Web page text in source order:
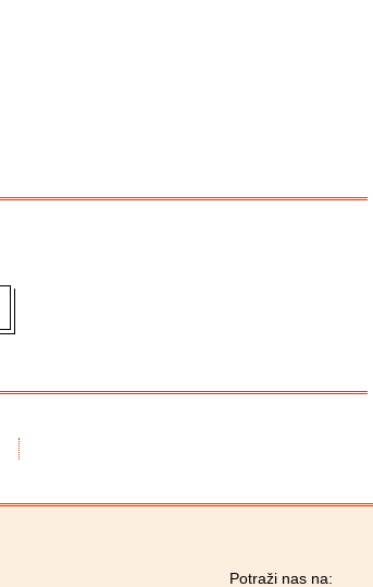
Potraži nas na: